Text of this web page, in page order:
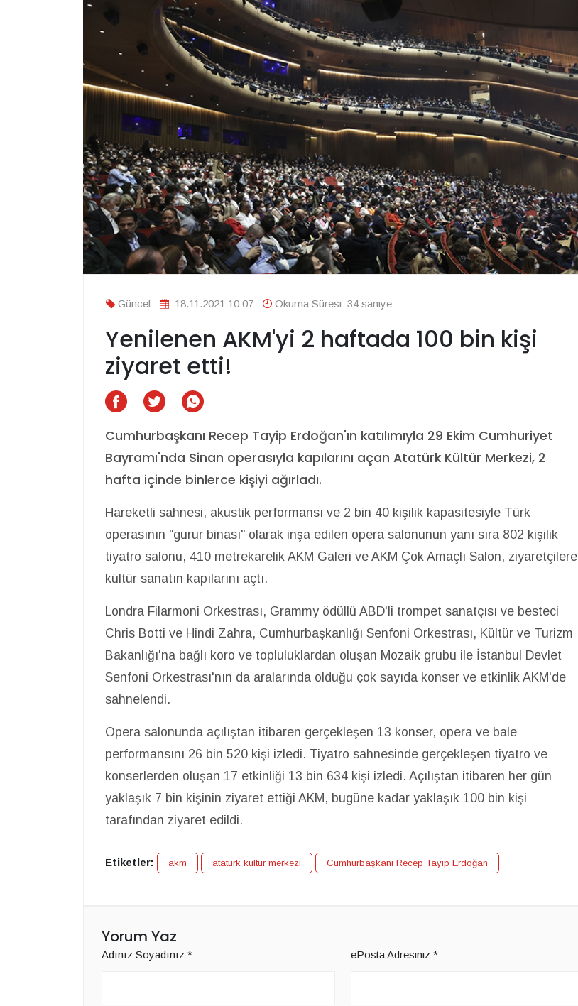
Güncel 18.11.2021 10:07 Okuma Süresi: 34 saniye
Yenilenen AKM'yi 2 haftada 100 bin kişi
ziyaret etti!
Cumhurbaşkanı Recep Tayip Erdoğan'ın katılımıyla 29 Ekim Cumhuriyet
Bayramı'nda Sinan operasıyla kapılarını açan Atatürk Kültür Merkezi, 2
hafta içinde binlerce kişiyi ağırladı.
Hareketli sahnesi, akustik performansı ve 2 bin 40 kişilik kapasitesiyle Türk
operasının "gurur binası" olarak inşa edilen opera salonunun yanı sıra 802 kişilik
tiyatro salonu, 410 metrekarelik AKM Galeri ve AKM Çok Amaçlı Salon, ziyaretçilere
kültür sanatın kapılarını açtı.
Londra Filarmoni Orkestrası, Grammy ödüllü ABD'li trompet sanatçısı ve besteci
Chris Botti ve Hindi Zahra, Cumhurbaşkanlığı Senfoni Orkestrası, Kültür ve Turizm
Bakanlığı'na bağlı koro ve topluluklardan oluşan Mozaik grubu ile İstanbul Devlet
Senfoni Orkestrası'nın da aralarında olduğu çok sayıda konser ve etkinlik AKM'de
sahnelendi.
Opera salonunda açılıştan itibaren gerçekleşen 13 konser, opera ve bale
performansını 26 bin 520 kişi izledi. Tiyatro sahnesinde gerçekleşen tiyatro ve
konserlerden oluşan 17 etkinliği 13 bin 634 kişi izledi. Açılıştan itibaren her gün
yaklaşık 7 bin kişinin ziyaret ettiği AKM, bugüne kadar yaklaşık 100 bin kişi
tarafından ziyaret edildi.
Etiketler: akm atatürk kültür merkezi Cumhurbaşkanı Recep Tayip Erdoğan
Yorum Yaz
Adınız Soyadınız * ePosta Adresiniz *